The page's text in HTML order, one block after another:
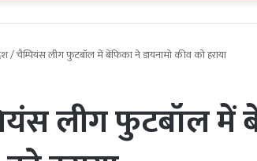
/चैम्पियंस लीग फुटबॉल में बेंफिका ने डायनामो कीव को हराया
लीग फुटबॉल में